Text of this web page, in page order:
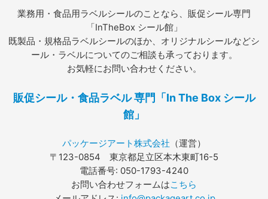
業務用・食品用ラベルシールのことなら、販促シール専門
「InTheBox シール館」
既製品・規格品ラベルシールのほか、オリジナルシールなどシ
ール・ラベルについてのご相談も承っております。
お気軽にお問い合わせください。
販促シール・食品ラベル 専門「In The Box シール
館」
パッケージアート株式会社 （運営）
〒123-0854 東京都足立区本木東町16-5
電話番号: 050-1793-4240
お問い合わせフォームはこちら